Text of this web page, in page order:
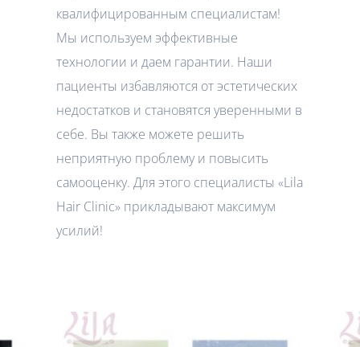
квалифицированным специалистам!
Мы используем эффективные
технологии и даем гарантии. Наши
пациенты избавляются от эстетических
недостатков и становятся уверенными в
себе. Вы также можете решить
неприятную проблему и повысить
самооценку. Для этого специалисты «Lila
Hair Clinic» прикладывают максимум
усилий!